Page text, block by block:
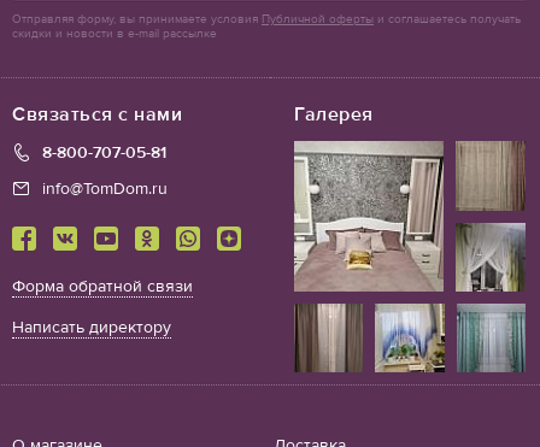
Галерея
Связаться с нами
8-800-707-05-81
info@TomDom.ru
Форма обратной связи
Написать директору
Отправляя форму, вы принимаете условия Публичной оферты и соглашаетесь получать
скидки и новости в e-mail рассылке